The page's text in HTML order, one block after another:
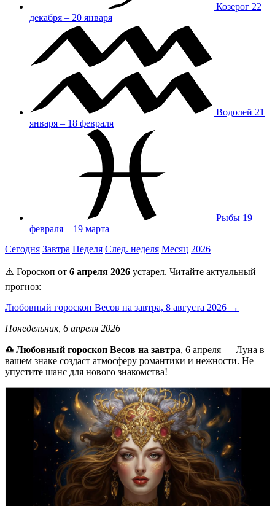
Козерог 22
декабря – 20 января
Водолей 21
января – 18 февраля
Рыбы 19
февраля – 19 марта
Сегодня Завтра Неделя След. неделя Месяц 2026
⚠️ Гороскоп от 6 апреля 2026 устарел. Читайте актуальный
прогноз:
Любовный гороскоп Весов на завтра, 8 августа 2026 →
Понедельник, 6 апреля 2026
♎ Любовный гороскоп Весов на завтра, 6 апреля — Луна в
вашем знаке создаст атмосферу романтики и нежности. Не
упустите шанс для нового знакомства!